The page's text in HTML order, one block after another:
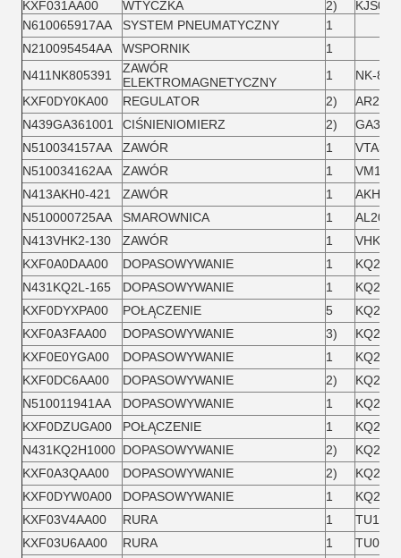
KXF031AA00
WTYCZKA 2)
KJS06-
N610065917AA
SYSTEM PNEUMATYCZNY
1
N210095454AA
WSPORNIK
1
N411NK805391
ZAWÓR
ELEKTROMAGNETYCZNY
1
NK-
KXF0DY0KA00
REGULATOR 2)
AR20-
N439GA361001
CIŚNIENIOMIERZ 2)
GA36-
N510034157AA
ZAWÓR 1
N510034162AA
ZAWÓR 1
N413AKH0-421
ZAWÓR 1
N510000725AA
SMAROWNICA 1
AL20-
N413VHK2-130
ZAWÓR 1
VHK2-
KXF0A0DAA00
DOPASOWYWANIE 1
N431KQ2L-165
DOPASOWYWANIE 1
KXF0DYXPA00
POŁĄCZENIE 5
KXF0A3FAA00
DOPASOWYWANIE 3)
KXF0E0YGA00
DOPASOWYWANIE 1
KXF0DC6AA00
DOPASOWYWANIE 2)
N510011941AA
DOPASOWYWANIE 1
KXF0DZUGA00
POŁĄCZENIE 1
N431KQ2H1000 DOPASOWYWANIE 2)
KXF0A3QAA00
DOPASOWYWANIE 2)
KXF0DYW0A00
DOPASOWYWANIE 1
KXF03V4AA00
RURA 1
KXF03U6AA00
RURA 1